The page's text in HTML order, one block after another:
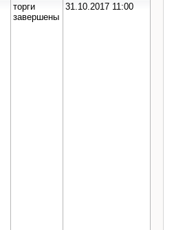
торги
завершены
31.10.2017 11:00